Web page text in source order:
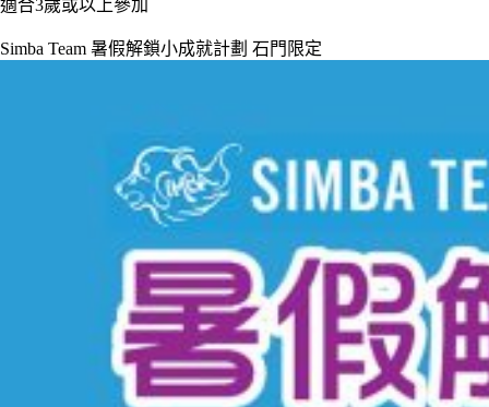
適合3歲或以上參加
Simba Team 暑假解鎖小成就計劃 石門限定